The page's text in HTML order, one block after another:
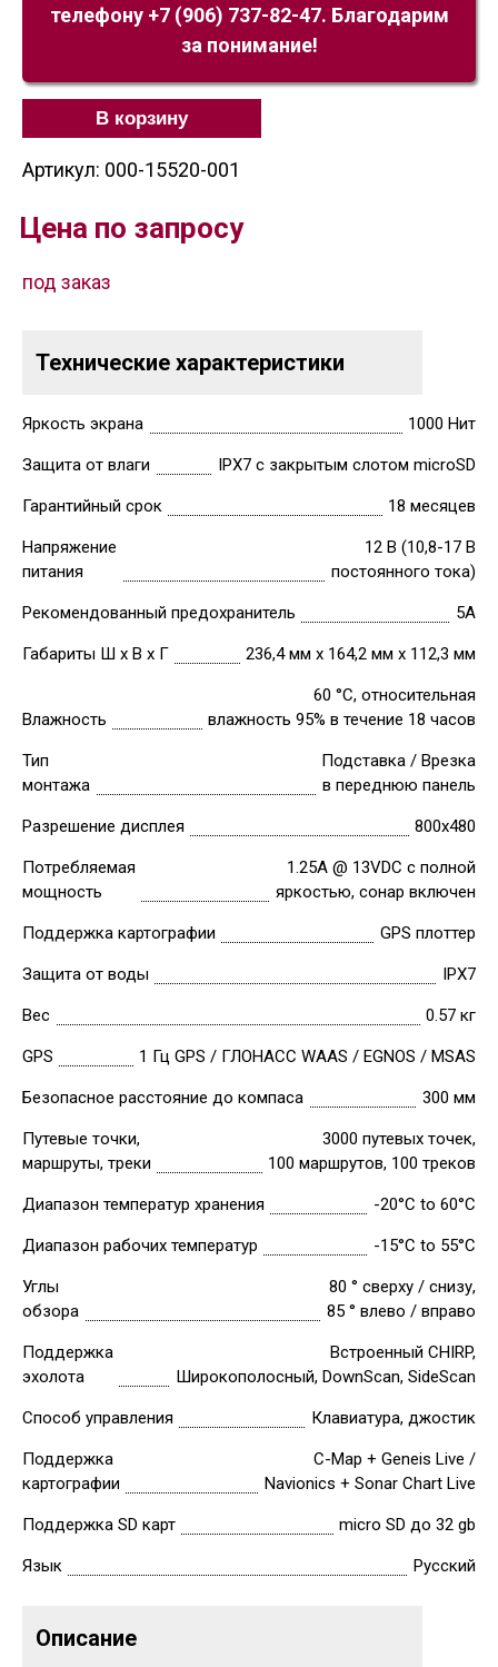
телефону +7 (906) 737-82-47. Благодарим
за понимание!
В корзину
Артикул: 000-15520-001
Цена по запросу
под заказ
Технические характеристики
Яркость экрана 1000 Нит
Защита от влаги IPX7 с закрытым слотом microSD
Гарантийный срок 18 месяцев
Напряжение
питания
12 В (10,8-17 В
постоянного тока)
Рекомендованный предохранитель 5А
Габариты Ш х В х Г 236,4 мм х 164,2 мм х 112,3 мм
Влажность
60 °C, относительная
влажность 95% в течение 18 часов
Тип
монтажа
Подставка / Врезка
в переднюю панель
Разрешение дисплея 800х480
Потребляемая
мощность
1.25A @ 13VDC с полной
яркостью, сонар включен
Поддержка картографии GPS плоттер
Защита от воды IPX7
Вес 0.57 кг
GPS 1 Гц GPS / ГЛОНАСС WAAS / EGNOS / MSAS
Безопасное расстояние до компаса 300 мм
Путевые точки,
маршруты, треки
3000 путевых точек,
100 маршрутов, 100 треков
Диапазон температур хранения -20°C to 60°C
Диапазон рабочих температур -15°C to 55°C
Углы
обзора
80 ° сверху / снизу,
85 ° влево / вправо
Поддержка
эхолота
Встроенный CHIRP,
Широкополосный, DownScan, SideScan
Способ управления Клавиатура, джостик
Поддержка
картографии
С-Map + Geneis Live /
Navionics + Sonar Chart Live
Поддержка SD карт micro SD до 32 gb
Язык Русский
Описание